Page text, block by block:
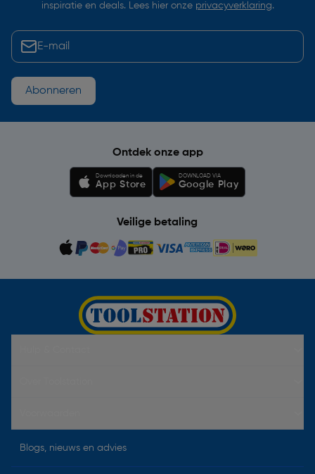
inspiratie en deals. Lees hier onze privacyverklaring.
Abonneren
Ontdek onze app
Downloaden in de
App Store
DOWNLOAD VIA
Google Play
Veilige betaling
Blogs, nieuws en advies